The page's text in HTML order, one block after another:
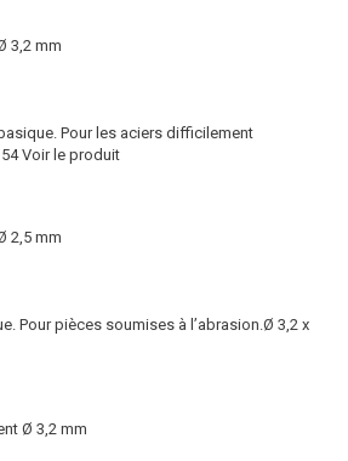
3,2 mm
Pour les aciers difficilement
Voir le produit
2,5 mm
Pour pièces soumises à l’abrasion.Ø 3,2 x
Ø 3,2 mm